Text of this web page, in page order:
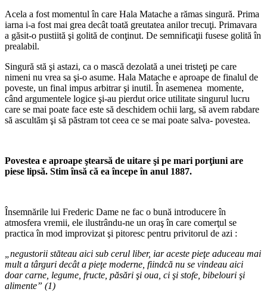
Acela a fost momentul în care Hala Matache a rămas singură. Prima
iarna i-a fost mai grea decât toată greutatea anilor trecuţi. Primavara
a găsit-o pustiită şi golită de conţinut. De semnificaţii fusese golită în
prealabil.
Singură stă şi astazi, ca o mască dezolată a unei tristeţi pe care
nimeni nu vrea sa şi-o asume. Hala Matache e aproape de finalul de
poveste, un final impus arbitrar şi inutil. În asemenea momente,
când argumentele logice şi-au pierdut orice utilitate singurul lucru
care se mai poate face este să deschidem ochii larg, să avem rabdare
să ascultăm şi să păstram tot ceea ce se mai poate salva- povestea.
Povestea e aproape ştearsă de uitare şi pe mari porţiuni are
piese lipsă. Stimînsă că eaîncepeîn anul 1887.
Însemnările lui Frederic Dame ne fac o bună introducere în
atmosfera vremii, ele ilustrându-ne un oraş în care comerţul se
practica în mod improvizat şi pitoresc pentru privitorul de azi :
„negustorii stăteau aici sub cerul liber, iar aceste pieţe aduceau mai
mult a târguri decât a pieţe moderne, fiindcă nu se vindeau aici
doar carne, legume, fructe, păsări şi oua, ci şi stofe, bibelouri şi
alimente” (1)